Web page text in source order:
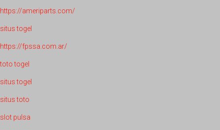
https://ameriparts.com/
situs togel
https://fpssa.com.ar/
toto togel
situs togel
situs toto
slot pulsa